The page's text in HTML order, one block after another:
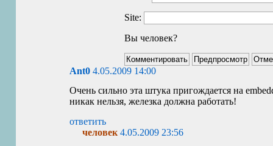
Site:
Вы человек?
Ant0 4.05.2009 14:00
Очень сильно эта штука пригождается на
никак нельзя, железка должна работать!
ответить
человек4.05.2009 23:56